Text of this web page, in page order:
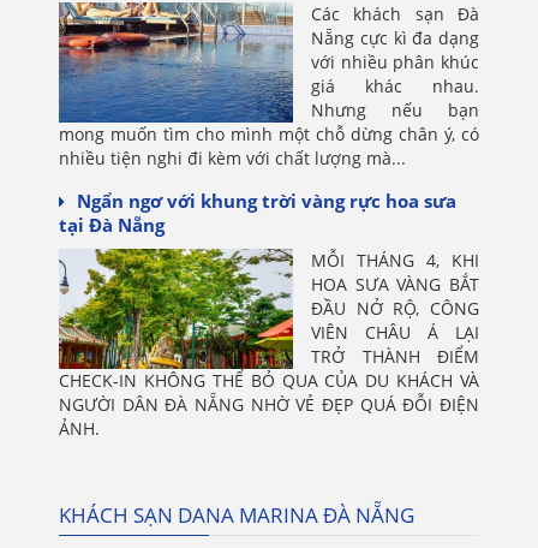
Các khách sạn Đà
Nẵng cực kì đa dạng
với nhiều phân khúc
giá khác nhau.
Nhưng nếu bạn
mong muốn tìm cho mình một chỗ dừng chân ý, có
nhiều tiện nghi đi kèm với chất lượng mà...
Ngẩn ngơ với khung trời vàng rực hoa sưa
tại Đà Nẵng
MỖI THÁNG 4, KHI
HOA SƯA VÀNG BẮT
ĐẦU NỞ RỘ, CÔNG
VIÊN CHÂU Á LẠI
TRỞ THÀNH ĐIỂM
CHECK-IN KHÔNG THỂ BỎ QUA CỦA DU KHÁCH VÀ
NGƯỜI DÂN ĐÀ NẴNG NHỜ VẺ ĐẸP QUÁ ĐỖI ĐIỆN
ẢNH.
KHÁCH SẠN DANA MARINA ĐÀ NẴNG